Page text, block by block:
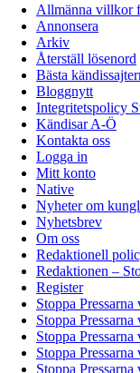
Allmänna villkor
Annonsera
Arkiv
Återställ lösenord
Bästa
Bloggnytt
Integritetspolicy
Kändisar A-Ö
Kontakta oss
Logga in
Mitt konto
Native
Nyheter om
Nyhetsbrev
Om oss
Redaktionell
Redaktionen –
Register
Stoppa Pressarna
Stoppa
Stoppa
Stoppa
Stoppa